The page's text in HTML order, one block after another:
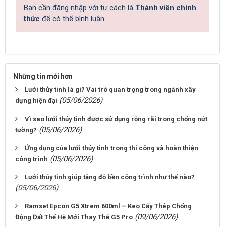
Bạn cần đăng nhập với tư cách là Thành viên chính
thức để có thể bình luận
Những tin mới hơn
Lưới thủy tinh là gì? Vai trò quan trọng trong ngành xây
dựng hiện đại (05/06/2026)
Vì sao lưới thủy tinh được sử dụng rộng rãi trong chống nứt
tường? (05/06/2026)
Ứng dụng của lưới thủy tinh trong thi công và hoàn thiện
công trình (05/06/2026)
Lưới thủy tinh giúp tăng độ bền công trình như thế nào?
(05/06/2026)
Ramset Epcon G5 Xtrem 600ml – Keo Cấy Thép Chống
Động Đất Thế Hệ Mới Thay Thế G5 Pro (09/06/2026)